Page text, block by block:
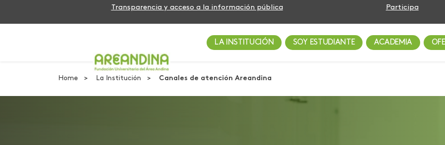
Transparencia y acceso a la información pública Participa
LA INSTITUCIÓN SOY ESTUDIANTE ACADEMIA
Home La Institución Canales de atención Areandina